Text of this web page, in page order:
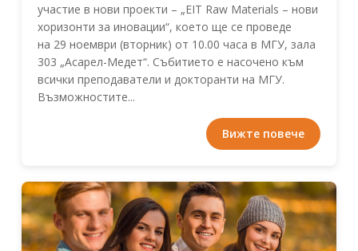
участие в нови проекти – „EIT Raw Materials – нови
хоризонти за иновации“, което ще се проведе
на 29 ноември (вторник) от 10.00 часа в МГУ, зала
303 „Асарел-Медет“. Събитието е насочено към
всички преподаватели и докторанти на МГУ.
Възможностите...
Вижте повече